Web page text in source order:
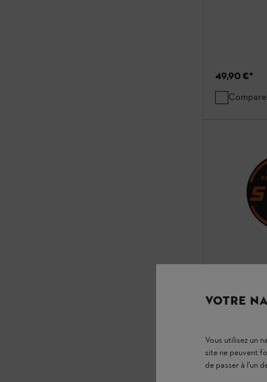
49,90 €*
VOTRE
Vous utilisez un
site ne peuvent
de passer à l'un